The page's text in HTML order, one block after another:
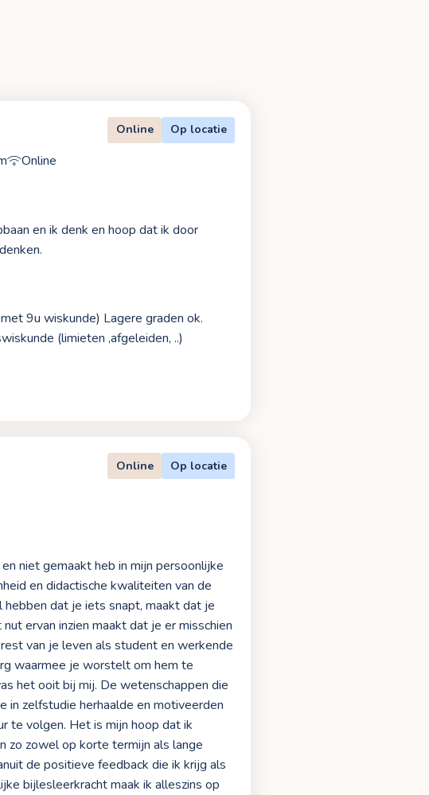
Online Op locatie
Online
en ik denk en hoop dat ik door
9u wiskunde) Lagere graden ok.
(limieten ,afgeleiden, ..)
Online Op locatie
niet gemaakt heb in mijn persoonlijke
en didactische kwaliteiten van de
hebben dat je iets snapt, maakt dat je
ervan inzien maakt dat je er misschien
van je leven als student en werkende
waarmee je worstelt om hem te
het ooit bij mij. De wetenschappen die
in zelfstudie herhaalde en motiveerden
te volgen. Het is mijn hoop dat ik
zo zowel op korte termijn als lange
de positieve feedback die ik krijg als
bijlesleerkracht maak ik alleszins op